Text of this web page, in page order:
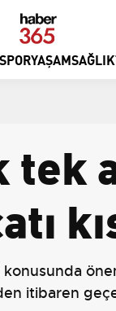
SPORYAŞAMSAĞLIK
itibaren